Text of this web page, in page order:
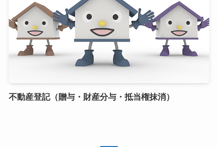
不動産登記（贈与・財産分与・抵当権抹消）